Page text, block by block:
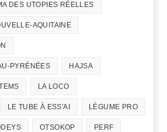
DES UTOPIES RÉELLES
AQUITAINE
PYRÉNÉES HAJSA
LA LOCO
LE TUBE À ESS'AI LÉGUME PRO
OTSOKOP PERF